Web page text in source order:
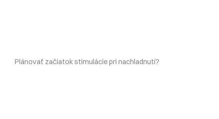
Plánovať začiatok stimulácie pri nachladnutí?